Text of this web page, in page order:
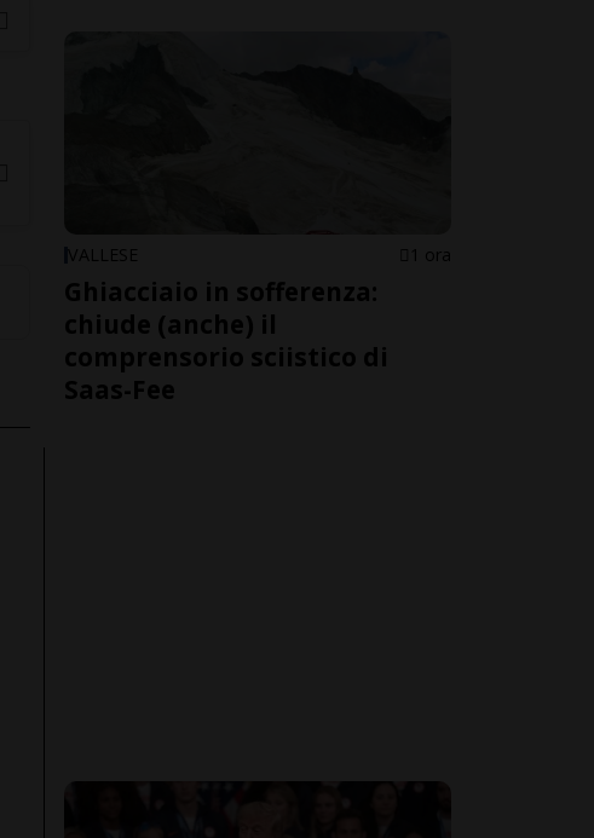
VALLESE 1 ora
Ghiacciaio in sofferenza:
chiude (anche) il
comprensorio sciistico di
Saas-Fee